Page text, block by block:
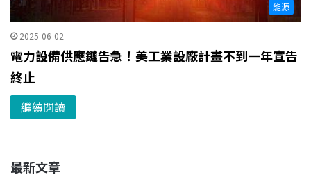
能源
2025-06-02
電力設備供應鏈告急！美工業設廠計畫不到一年宣告
終止
繼續閱讀
最新文章